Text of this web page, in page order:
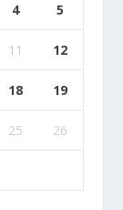
4 5
11 12
18 19
25 26